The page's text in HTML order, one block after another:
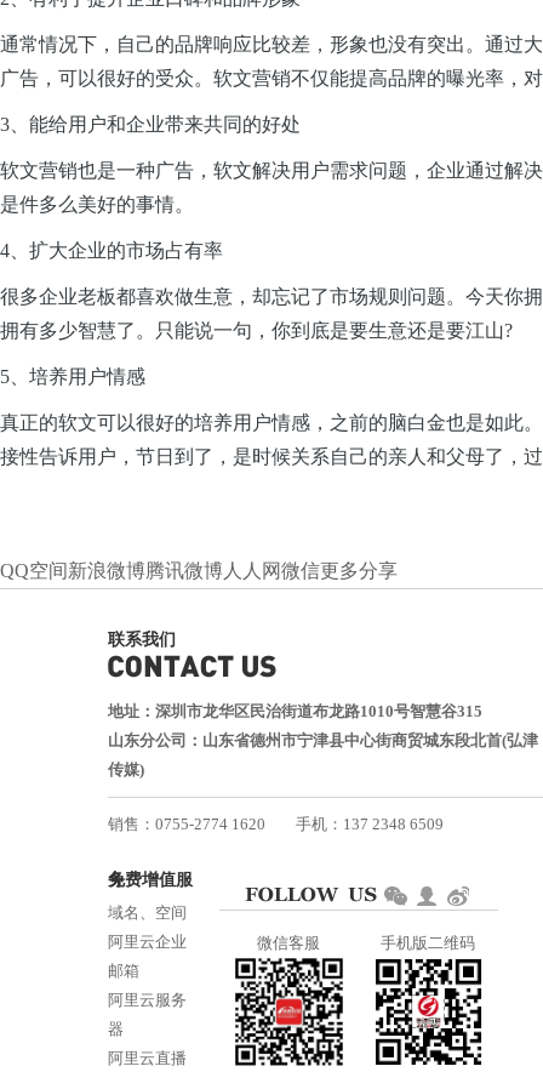
通常情况下，自己的品牌响应比较差，形象也没有突出。通过
广告，可以很好的受众。软文营销不仅能提高品牌的曝光率，
3、能给用户和企业带来共同的好处
软文营销也是一种广告，软文解决用户需求问题，企业通过解
是件多么美好的事情。
4、扩大企业的市场占有率
很多企业老板都喜欢做生意，却忘记了市场规则问题。今天你
拥有多少智慧了。只能说一句，你到底是要生意还是要江山?
5、培养用户情感
真正的软文可以很好的培养用户情感，之前的脑白金也是如此
接性告诉用户，节日到了，是时候关系自己的亲人和父母了，
QQ空间新浪微博腾讯微博 人人网微信更多分享
联系我们
地址：深圳市龙华区民治街道布龙路1010号智慧谷315
山东分公司：山东省德州市宁津县中心街商贸城东段北首(弘津
传媒)
销售：0755-2774 1620
手机：137 2348 6509
邮箱：services@jiasuweb.com
免费增值服务
域名、空间
阿里云企业
邮箱
阿里云服务
器
阿里云直播
微信客服 手机版二维码